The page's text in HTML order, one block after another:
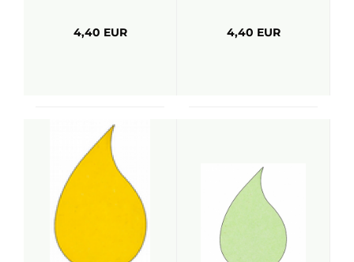
4,40 EUR
4,40 EUR